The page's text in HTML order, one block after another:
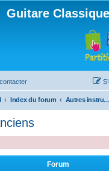
Guitare Classique
Index du forum Autres instruments à cordes pincées, ou styles
Forum